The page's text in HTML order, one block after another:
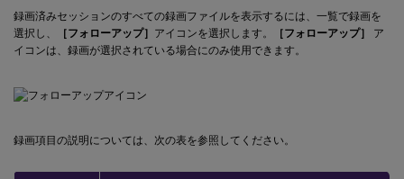
録画済みセッションのすべての録画ファイルを表示するには、一覧で録画を
選択し、
［フォローアップ］ アイコンを選択します。 ［フォローアップ］
ア
イコンは、録画が選択されている場合にのみ使用できます。
録画項目の説明については、次の表を参照してください。